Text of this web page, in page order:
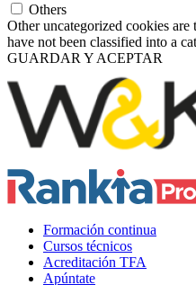
Others
Other uncategorized cookies are
have not been classified into a
GUARDAR Y ACEPTAR
Formación continua
Cursos técnicos
Acreditación TFA
Apúntate